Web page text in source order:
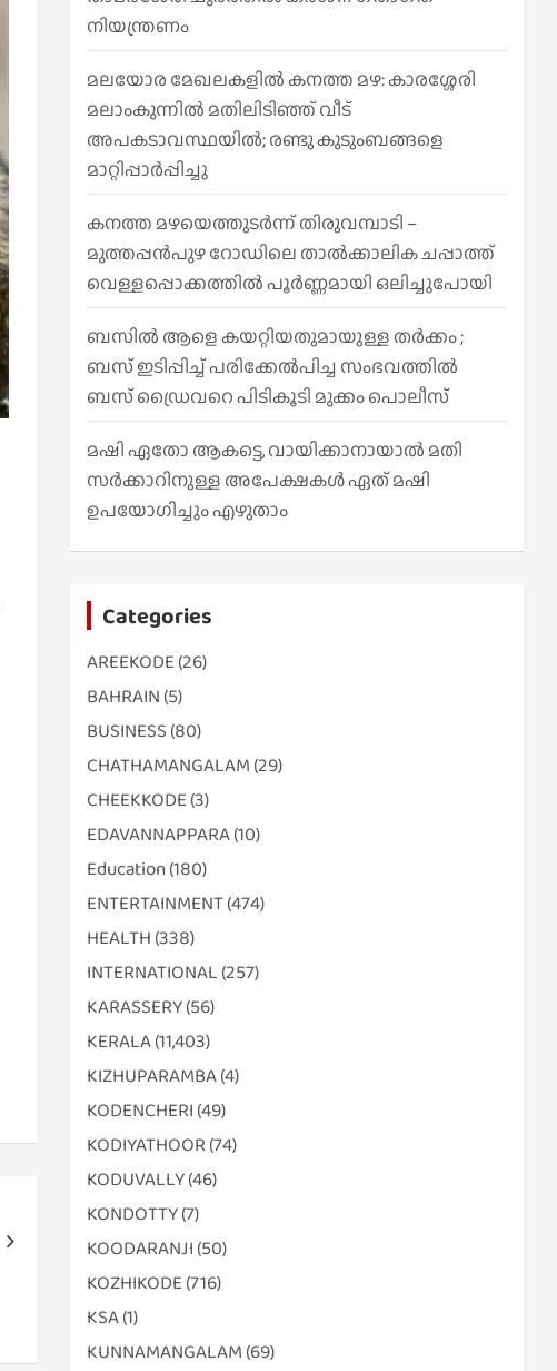
നിയന്ത്രണം
മലയോര മേഖലകളിൽ കനത്ത മഴ: കാരശ്ശേരി
മലാംകുന്നിൽ മതിലിടിഞ്ഞ് വീട്
അപകടാവസ്ഥയിൽ; രണ്ടു കുടുംബങ്ങളെ
മാറ്റിപ്പാർപ്പിച്ചു
കനത്ത മഴയെത്തുടർന്ന് തിരുവമ്പാടി –
മുത്തപ്പൻപുഴ റോഡിലെ താൽക്കാലിക ചപ്പാത്ത്
വെള്ളപ്പൊക്കത്തിൽ പൂർണ്ണമായി ഒലിച്ചുപോയി
ബസിൽ ആളെ കയറ്റിയതുമായുള്ള തർക്കം ;
ബസ് ഇടിപ്പിച്ച് പരിക്കേൽപിച്ച സംഭവത്തിൽ
ബസ് ഡ്രൈവറെ പിടികൂടി മുക്കം പൊലീസ്
മഷി ഏതോ ആകട്ടെ, വായിക്കാനായാൽ മതി​
സർക്കാറിനുള്ള അപേക്ഷകൾ ഏത് മഷി
ഉപയോഗിച്ചും എഴുതാം
Categories
AREEKODE (26)
BAHRAIN (5)
BUSINESS (80)
CHATHAMANGALAM (29)
CHEEKKODE (3)
EDAVANNAPPARA(10)
Education (180)
ENTERTAINMENT(474)
HEALTH (338)
INTERNATIONAL (257)
KARASSERY(56)
KERALA(11,403)
KIZHUPARAMBA(4)
KODENCHERI (49)
KODIYATHOOR (74)
KODUVALLY(46)
KONDOTTY(7)
KOODARANJI (50)
KOZHIKODE (716)
KSA(1)
KUNNAMANGALAM (69)